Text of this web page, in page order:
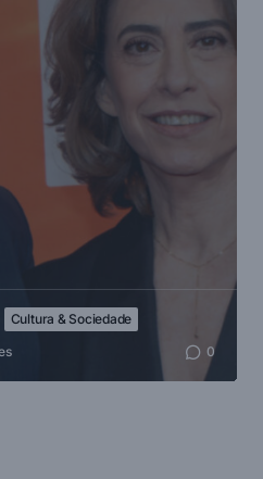
Cultura & Sociedade
0